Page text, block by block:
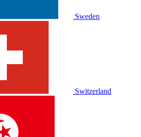
Sweden
Switzerland